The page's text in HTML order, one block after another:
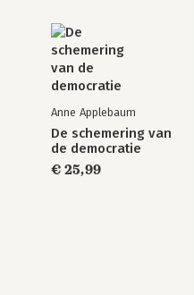
Anne Applebaum
De schemering van
de democratie
€ 25,99